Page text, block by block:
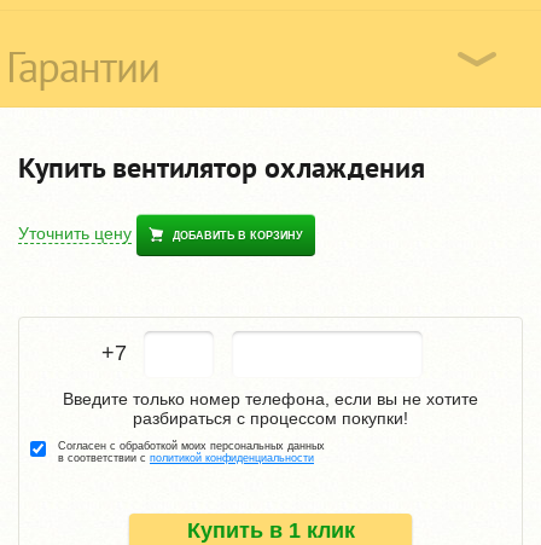
Гарантии
Купить вентилятор охлаждения
Уточнить цену ДОБАВИТЬ В КОРЗИНУ
+7
Купить в 1 клик
Введите только номер телефона, если вы не хотите
разбираться с процессом покупки!
Согласен с обработкой моих персональных данных
в соответствии с политикой конфиденциальности